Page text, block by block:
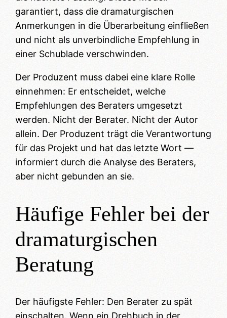
garantiert, dass die dramaturgischen
Anmerkungen in die Überarbeitung einfließen
und nicht als unverbindliche Empfehlung in
einer Schublade verschwinden.
Der Produzent muss dabei eine klare Rolle
einnehmen: Er entscheidet, welche
Empfehlungen des Beraters umgesetzt
werden. Nicht der Berater. Nicht der Autor
allein. Der Produzent trägt die Verantwortung
für das Projekt und hat das letzte Wort —
informiert durch die Analyse des Beraters,
aber nicht gebunden an sie.
Häufige Fehler bei der
dramaturgischen
Beratung
Der häufigste Fehler: Den Berater zu spät
einschalten. Wenn ein Drehbuch in der